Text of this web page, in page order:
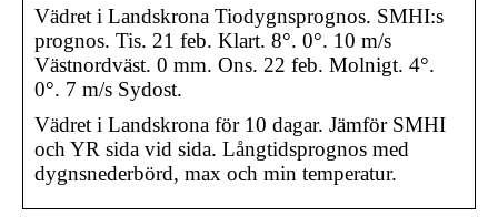
Vädret i Landskrona Tiodygnsprognos. SMHI:s
prognos. Tis. 21 feb. Klart. 8°. 0°. 10 m/s
Västnordväst. 0 mm. Ons. 22 feb. Molnigt. 4°.
0°. 7 m/s Sydost.
Vädret i Landskrona för 10 dagar. Jämför SMHI
och YR sida vid sida. Långtidsprognos med
dygnsnederbörd, max och min temperatur.